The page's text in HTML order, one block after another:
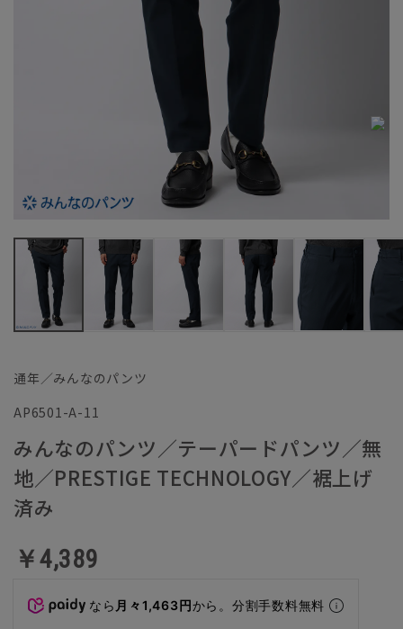
通年／みんなのパンツ
AP6501-A-11
みんなのパンツ／テーパードパンツ／無
地／PRESTIGE TECHNOLOGY／裾上げ
済み
￥4,389
なら 月々1,463円から。分割手数料無料